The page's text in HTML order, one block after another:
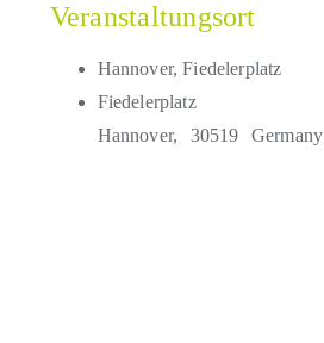
Veranstaltungsort
Hannover, Fiedelerplatz
Fiedelerplatz
Hannover, 30519 Germany